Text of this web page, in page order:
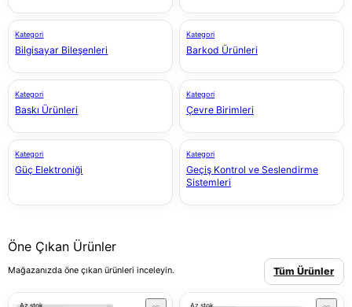
Kategori
Bilgisayar Bileşenleri
Kategori
Barkod Ürünleri
Kategori
Baskı Ürünleri
Kategori
Çevre Birimleri
Kategori
Güç Elektroniği
Kategori
Geçiş Kontrol ve Seslendirme
Sistemleri
Öne Çıkan Ürünler
Mağazanızda öne çıkan ürünleri inceleyin. Tüm Ürünler